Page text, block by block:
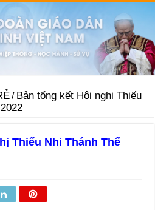
/ Bản tổng kết Hội nghị Thiếu
Thiếu Nhi Thánh Thể